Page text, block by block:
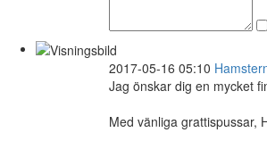
2017-05-16 05:10
Jag önskar dig en mycket
Med vänliga grattispussar,